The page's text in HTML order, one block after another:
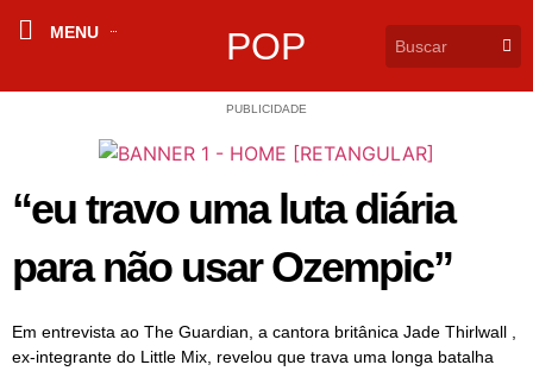
MENU POP
PUBLICIDADE
“eu travo uma luta diária
para não usar Ozempic”
Em entrevista ao The Guardian, a cantora britânica Jade Thirlwall ,
ex-integrante do Little Mix, revelou que trava uma longa batalha